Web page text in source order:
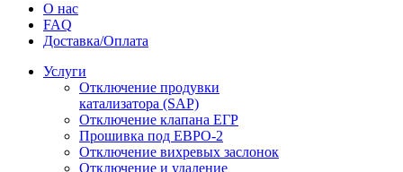
О нас
FAQ
Доставка/Оплата
Услуги
Отключение продувки
катализатора (SAP)
Отключение клапана ЕГР
Прошивка под ЕВРО-2
Отключение вихревых заслонок
Отключение и удаление